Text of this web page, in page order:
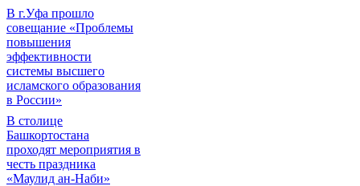
В г.Уфа прошло
совещание «Проблемы
повышения
эффективности
системы высшего
исламского образования
в России»
В столице
Башкортостана
проходят мероприятия в
честь праздника
«Маулид ан-Наби»